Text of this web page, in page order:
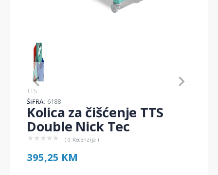
Item
1
of
1
TTS
ŠIFRA: 6188
Kolica za čišćenje TTS
Double Nick Tec
★ ★ ★ ★ ★ ( 0 Recenzija )
395,25 KM